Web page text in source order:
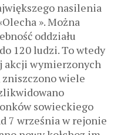
nasilenia
». Można
oddziału
120 ludzi. To wtedy
akcji wymierzonych
wiele
sowieckiego
7 września w rejonie